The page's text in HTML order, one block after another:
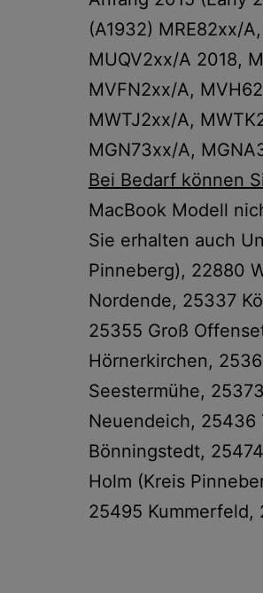
(A1932) MRE82xx/
MUQV2xx/A 2018,
MVFN2xx/A,
MWTJ2xx/A,
MGN73xx/A,
Bei Bedarf können
MacBook Modell
Sie erhalten auch
Pinneberg), 22880
Nordende, 25337
25355 Groß
Hörnerkirchen,
Seestermühe,
Neuendeich, 25436
Bönningstedt,
Holm (Kreis
25495 Kummerfeld,